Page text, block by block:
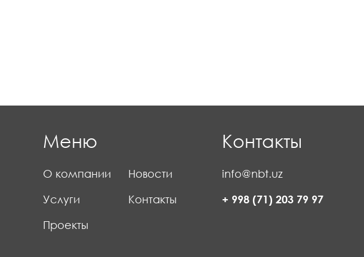
Меню
О компании
Услуги
Проекты
Новости
Контакты
Контакты
info@nbt.uz
+ 998 (71) 203 79 97